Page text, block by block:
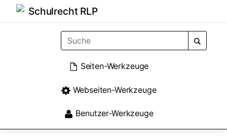
Schulrecht RLP
Seiten-Werkzeuge
Webseiten-Werkzeuge
Benutzer-Werkzeuge